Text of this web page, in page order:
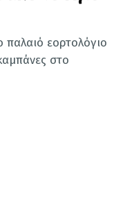
εορτολόγιο
στο